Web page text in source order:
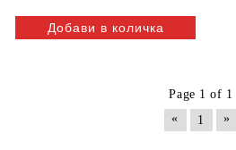
Page 1 of 1
«
1 »